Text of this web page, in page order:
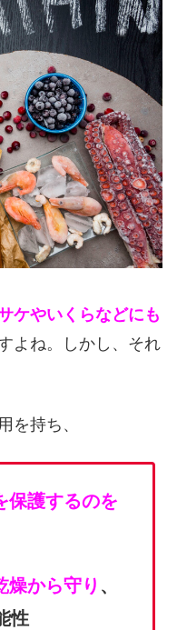
ケやいくらなどにも
よね。しかし、それ
を持ち、
保護するのを
燥から守り 、
性